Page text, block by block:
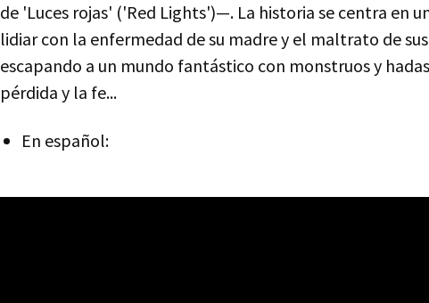
de 'Luces rojas' ('Red Lights')—. La historia se centra en
lidiar con la enfermedad de su madre y el maltrato de
escapando a un mundo fantástico con monstruos y
pérdida y la fe...
En español: